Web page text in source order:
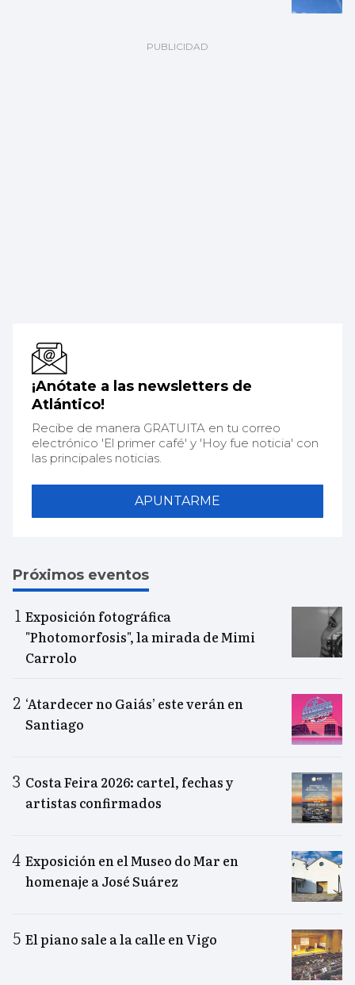
¡Anótate a las newsletters de
Atlántico!
Recibe de manera GRATUITA en tu correo
electrónico 'El primer café' y 'Hoy fue noticia' con
las principales noticias.
APUNTARME
Próximos eventos
Exposición fotográfica
"Photomorfosis", la mirada de Mimi
Carrolo
‘Atardecer no Gaiás’ este verán en
Santiago
Costa Feira 2026: cartel, fechas y
artistas confirmados
Exposición en el Museo do Mar en
homenaje a José Suárez
El piano sale a la calle en Vigo